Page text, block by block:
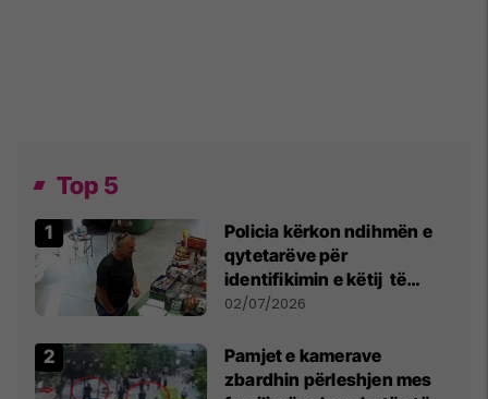
Top 5
Policia kërkon ndihmën e
qytetarëve për
identifikimin e këtij të
dyshuari
02/07/2026
Pamjet e kamerave
zbardhin përleshjen mes